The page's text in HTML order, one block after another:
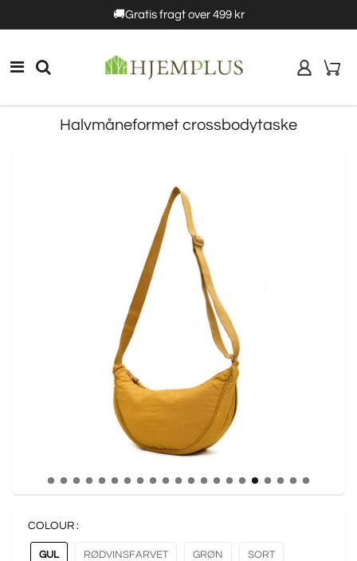
over 2+ | Få10% rabatover 3+ | Få 15% rabat over 4+
🚚Gratis fragt over 499 kr
Halvmåneformet crossbodytaske
COLOUR :
GUL RØDVINSFARVET GRØN SORT